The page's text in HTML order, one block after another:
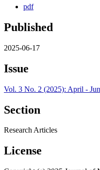
pdf
Published
2025-06-17
Issue
Vol. 3 No. 2 (2025): April -
Section
Research Articles
License